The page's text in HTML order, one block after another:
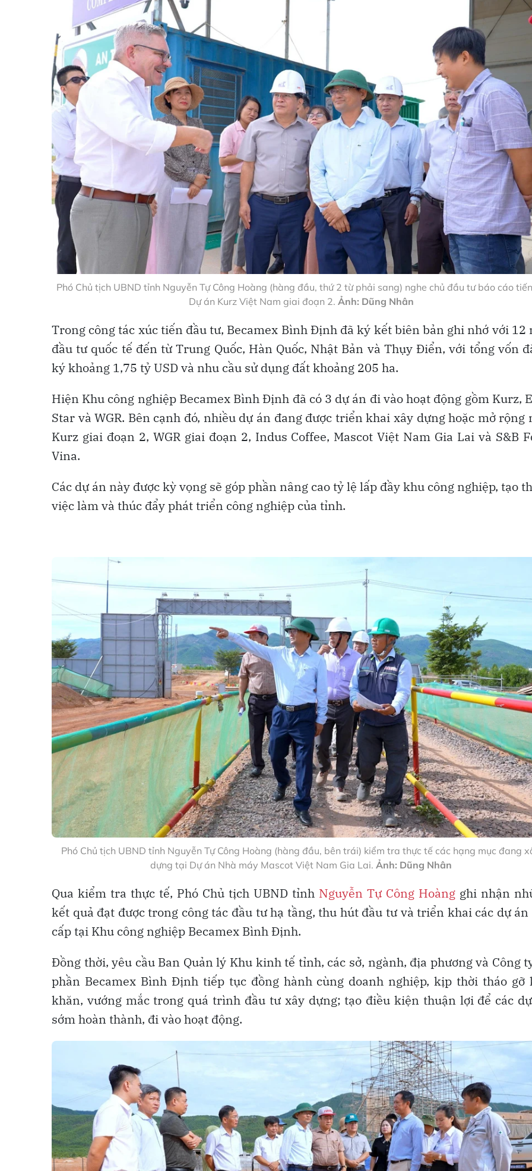
Phó Chủ tịch UBND tỉnh Nguyễn Tự Công Hoàng (hàng đầu, thứ 2 từ phải sang) nghe chủ đầu tư báo cáo
Dự án Kurz Việt Nam giai đoạn 2. Ảnh: Dũng Nhân
Trong công tác xúc tiến đầu tư, Becamex Bình Định đã ký kết biên bản ghi nhớ với 12
đầu tư quốc tế đến từ Trung Quốc, Hàn Quốc, Nhật Bản và Thụy Điển, với tổng vốn
ký khoảng 1,75 tỷ USD và nhu cầu sử dụng đất khoảng 205 ha.
Hiện Khu công nghiệp Becamex Bình Định đã có 3 dự án đi vào hoạt động gồm Kurz,
Star và WGR. Bên cạnh đó, nhiều dự án đang được triển khai xây dựng hoặc mở rộng
Kurz giai đoạn 2, WGR giai đoạn 2, Indus Coffee, Mascot Việt Nam Gia Lai và S&B
Vina.
Các dự án này được kỳ vọng sẽ góp phần nâng cao tỷ lệ lấp đầy khu công nghiệp, tạo
việc làm và thúc đẩy phát triển công nghiệp của tỉnh.
Phó Chủ tịch UBND tỉnh Nguyễn Tự Công Hoàng (hàng đầu, bên trái) kiểm tra thực tế các hạng mục đang
dựng tại Dự án Nhà máy Mascot Việt Nam Gia Lai. Ảnh: Dũng Nhân
Qua kiểm tra thực tế, Phó Chủ tịch UBND tỉnh Nguyễn Tự Công Hoàng ghi nhận
kết quả đạt được trong công tác đầu tư hạ tầng, thu hút đầu tư và triển khai các dự
cấp tại Khu công nghiệp Becamex Bình Định.
Đồng thời, yêu cầu Ban Quản lý Khu kinh tế tỉnh, các sở, ngành, địa phương và Công
phần Becamex Bình Định tiếp tục đồng hành cùng doanh nghiệp, kịp thời tháo gỡ
khăn, vướng mắc trong quá trình đầu tư xây dựng; tạo điều kiện thuận lợi để các
sớm hoàn thành, đi vào hoạt động.